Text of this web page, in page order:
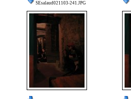
SEsalaud021103-241.JPG